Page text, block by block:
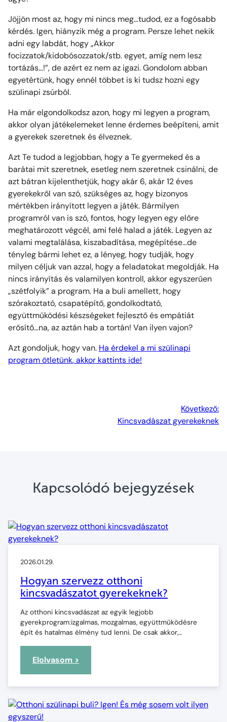
Jöjjön most az, hogy mi nincs meg…tudod, ez a fogósabb
kérdés. Igen, hiányzik még a program. Persze lehet nekik
adni egy labdát, hogy „Akkor
focizzatok/kidobósozzatok/stb. egyet, amíg nem lesz
tortázás…!”, de azért ez nem az igazi. Gondolom abban
egyetértünk, hogy ennél többet is ki tudsz hozni egy
szülinapi zsúrból.
Ha már elgondolkodsz azon, hogy mi legyen a program,
akkor olyan játékelemeket lenne érdemes beépíteni, amit
a gyerekek szeretnek és élveznek.
Azt Te tudod a legjobban, hogy a Te gyermeked és a
barátai mit szeretnek, esetleg nem szeretnek csinálni, de
azt bátran kijelenthetjük, hogy akár 6, akár 12 éves
gyerekekről van szó, szükséges az, hogy bizonyos
mértékben irányított legyen a játék. Bármilyen
programról van is szó, fontos, hogy legyen egy előre
meghatározott végcél, ami felé halad a játék. Legyen az
valami megtalálása, kiszabadítása, megépítése…de
tényleg bármi lehet ez, a lényeg, hogy tudják, hogy
milyen céljuk van azzal, hogy a feladatokat megoldják. Ha
nincs irányítás és valamilyen kontroll, akkor egyszerűen
„szétfolyik” a program. Ha a buli amellett, hogy
szórakoztató, csapatépítő, gondolkodtató,
együttműködési készségeket fejlesztő és empátiát
erősítő…na, az aztán hab a tortán! Van ilyen vajon?
Azt gondoljuk, hogy van. Ha érdekel a mi szülinapi
program ötletünk, akkor kattints ide!
Következő:
Kincsvadászat gyerekeknek
Kapcsolódó bejegyzések
2026.01.29.
Hogyan szervezz otthoni
kincsvadászatot gyerekeknek?
Az otthoni kincsvadászat az egyik legjobb
gyerekprogram:izgalmas, mozgalmas, együttműködésre
épít és hatalmas élmény tud lenni. De csak akkor,…
Elolvasom >
Hogyan
szervezz
kincsvadászatot